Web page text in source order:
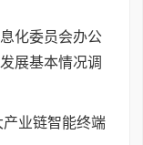
化委员会办公
展基本情况调
业链智能终端